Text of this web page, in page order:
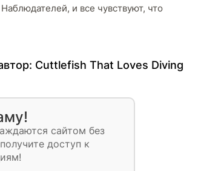
и все чувствуют, что
Cuttlefish That Loves Diving
сайтом без
доступ к